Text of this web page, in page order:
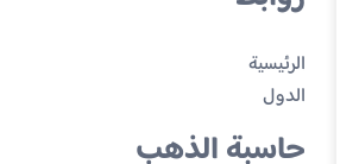
الرئيسية
الدول
حاسبة الذهب